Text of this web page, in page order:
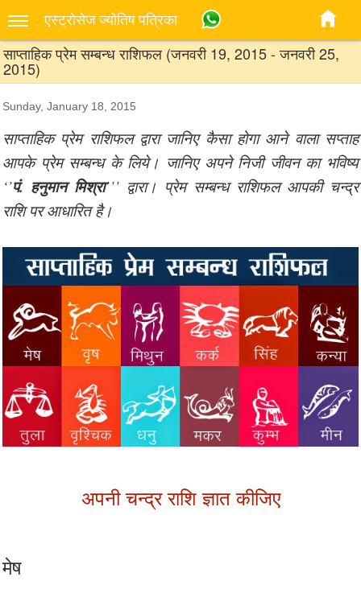
एस्‍ट्रोसेज ज्‍योतिष पत्रिका
साप्ताहिक प्रेम सम्बन्ध राशिफल (जनवरी 19, 2015 - जनवरी 25,
2015)
Sunday, January 18, 2015
साप्ताहिक प्रेम राशिफल द्वारा जानिए कैसा होगा आने वाला सप्ताह
आपके प्रेम सम्बन्ध के लिये। जानिए अपने निजी जीवन का भविष्य
‘’पं. हनुमान मिश्रा’’’ द्वारा। प्रेम सम्बन्ध राशिफल आपकी चन्द्र
राशि पर आधारित है।
अपनी चन्द्र राशि ज्ञात कीजिए
मेष